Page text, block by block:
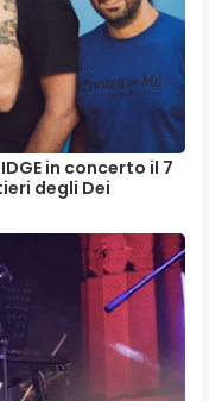
in concerto il 7
degli Dei